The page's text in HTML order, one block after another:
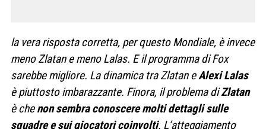
la vera risposta corretta, per questo Mondiale, è invece
meno Zlatan e meno Lalas. E il programma di Fox
sarebbe migliore. La dinamica tra Zlatan eAlexi Lalas
è piuttosto imbarazzante. Finora, il problema diZlatan
è chenon sembra conoscere molti dettagli sulle
squadre e sui giocatori coinvolti. L’atteggiamento